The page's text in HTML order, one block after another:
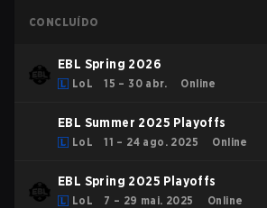
CONCLUÍDO
EBL Spring 2026
LoL 15 – 30 abr. Online
EBL Summer 2025 Playoffs
LoL 11 – 24 ago. 2025 Online
EBL Spring 2025 Playoffs
LoL 7 – 29 mai. 2025 Online